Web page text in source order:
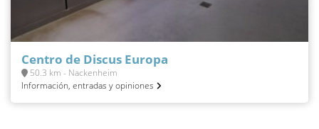
Centro de Discus Europa
50.3 km - Nackenheim
Información, entradas y opiniones